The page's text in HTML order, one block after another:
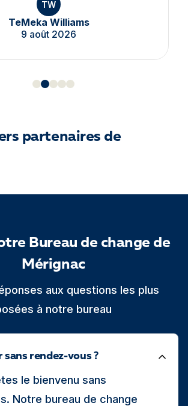
TW
TeMeka Williams
9 août 2026
partenaires de
Bureau de change de
Mérignac
aux questions les plus
à notre bureau
sans rendez-vous ?
le bienvenu sans
Notre bureau de change